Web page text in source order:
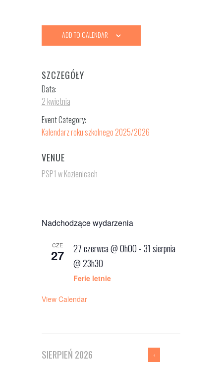
ADD TO CALENDAR
SZCZEGÓŁY
Data:
2 kwietnia
Event Category:
Kalendarz roku szkolnego 2025/2026
VENUE
PSP1 w Kozienicach
Nadchodzące wydarzenia
CZE
27 27 czerwca @ 0h00 -31 sierpnia
@ 23h30
Ferie letnie
View Calendar
SIERPIEŃ 2026